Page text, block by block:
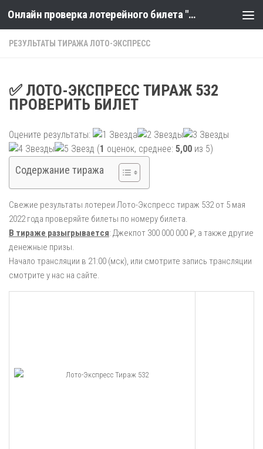
Skip to content Онлайн проверка лотерейного билета "Столото" по номеру тиража
РЕЗУЛЬТАТЫ ТИРАЖА ЛОТО-ЭКСПРЕСС
✅ ЛОТО-ЭКСПРЕСС ТИРАЖ 532
ПРОВЕРИТЬ БИЛЕТ
Оцените результаты:
(1 оценок, среднее: 5,00 из 5)
Содержание тиража
Свежие результаты лотереи Лото-Экспресс тираж 532 от 5 мая
2022 года проверяйте билеты по номеру билета.
В тираже разыгрывается: Джекпот 300 000 000 ₽, а также другие
денежные призы.
Начало трансляции в 21:00 (мск), или смотрите запись трансляции
смотрите у нас на сайте.